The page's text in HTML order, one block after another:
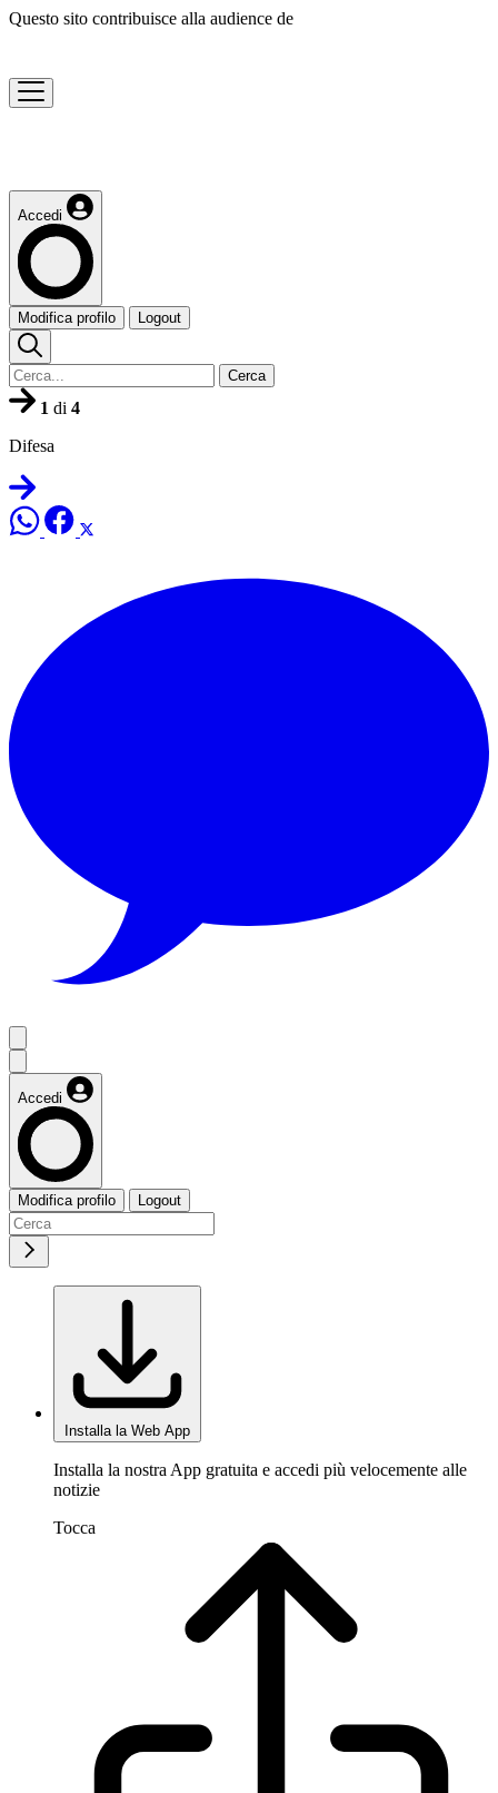
Questo sito contribuisce alla audience de
Accedi
Modifica profilo Logout
Cerca
1 di 4
Difesa
Accedi
Modifica profilo Logout
Installa la Web App
Installa la nostra App gratuita e accedi più velocemente alle
notizie
Tocca